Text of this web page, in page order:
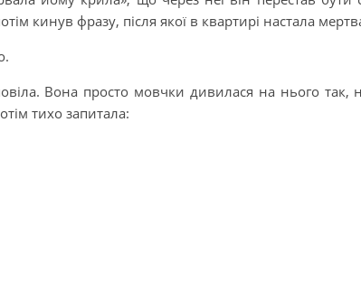
кинув фразу, після якої в квартирі настала
Вона просто мовчки дивилася на нього так,
тихо запитала: